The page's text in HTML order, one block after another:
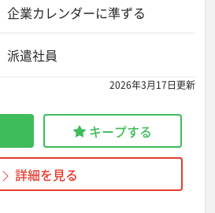
企業カレンダーに準ずる
派遣社員
2026年3月17日更新
キープする
詳細を見る